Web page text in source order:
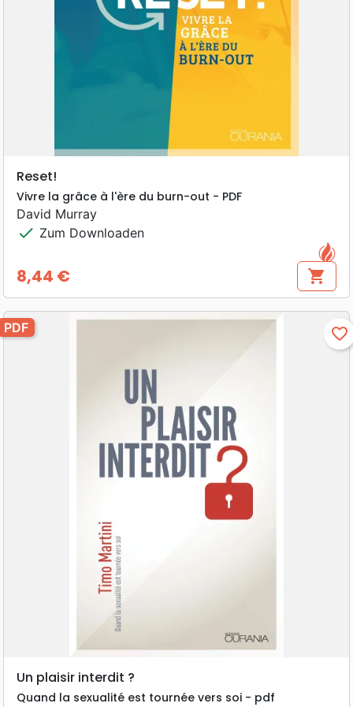
Reset!
Vivre la grâce à l'ère du burn-out - PDF
David Murray
check Zum Downloaden
Preis
8,44 € shopping_cart
PDF favorite_border
Un plaisir interdit ?
Quand la sexualité est tournée vers soi - pdf